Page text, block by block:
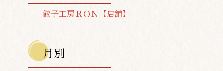
餃子工房ＲＯＮ【店舗】
月別